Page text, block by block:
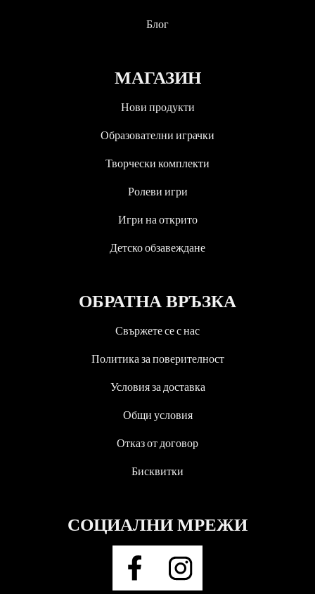
Блог
МАГАЗИН
Нови продукти
Образователни играчки
Творчески комплекти
Ролеви игри
Игри на открито
Детско обзавеждане
ОБРАТНА ВРЪЗКА
Свържете се с нас
Политика за поверителност
Условия за доставка
Общи условия
Отказ от договор
Бисквитки
СОЦИАЛНИ МРЕЖИ